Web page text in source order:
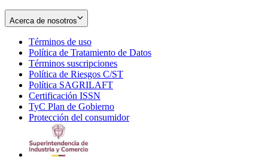
Acerca de nosotros
Términos de uso
in
new
window
Política de Tratamiento de Datos
Términos suscripciones
in
Política de Riesgos C/ST
Política SAGRILAFT
new
window
Certificación ISSN
in
new
TyC Plan de Gobierno
in
Protección del consumidorOpens